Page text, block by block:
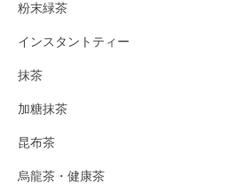
粉末緑茶
インスタントティー
抹茶
加糖抹茶
昆布茶
烏龍茶・健康茶